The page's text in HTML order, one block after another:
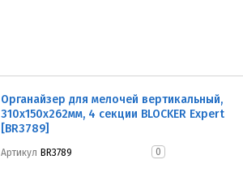
Органайзер для мелочей вертикальный,
310x150x262мм, 4 секции BLOCKER Expert
[BR3789]
Артикул BR3789 0